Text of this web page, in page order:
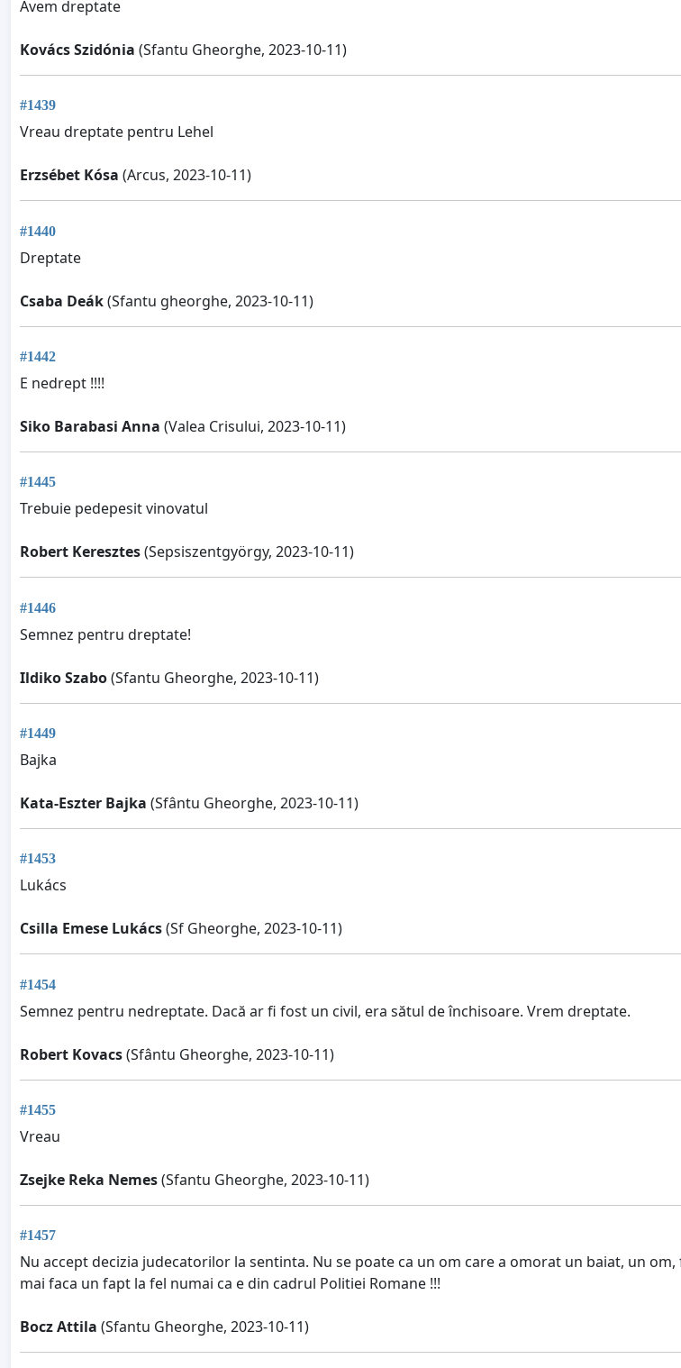
Avem dreptate
Kovács Szidónia (Sfantu Gheorghe, 2023-10-11)
#1439
Vreau dreptate pentru Lehel
Erzsébet Kósa (Arcus, 2023-10-11)
#1440
Dreptate
Csaba Deák(Sfantu gheorghe, 2023-10-11)
#1442
E nedrept !!!!
Siko Barabasi Anna (Valea Crisului, 2023-10-11)
#1445
Trebuie pedepesit vinovatul
Robert Keresztes(Sepsiszentgyörgy, 2023-10-11)
#1446
Semnez pentru dreptate!
Ildiko Szabo(Sfantu Gheorghe, 2023-10-11)
#1449
Bajka
Kata-Eszter Bajka (Sfântu Gheorghe, 2023-10-11)
#1453
Lukács
Csilla Emese Lukács(Sf Gheorghe, 2023-10-11)
#1454
Semnez pentru nedreptate. Dacă ar fi fost un civil, era sătul de închisoare. Vrem dreptate.
Robert Kovacs(Sfântu Gheorghe, 2023-10-11)
#1455
Vreau
Zsejke Reka Nemes(Sfantu Gheorghe, 2023-10-11)
#1457
Nu accept decizia judecatorilor la sentinta. Nu se poate ca un om care a omorat un baiat, un
mai faca un fapt la fel numai ca e din cadrul Politiei Romane !!!
Bocz Attila (Sfantu Gheorghe, 2023-10-11)